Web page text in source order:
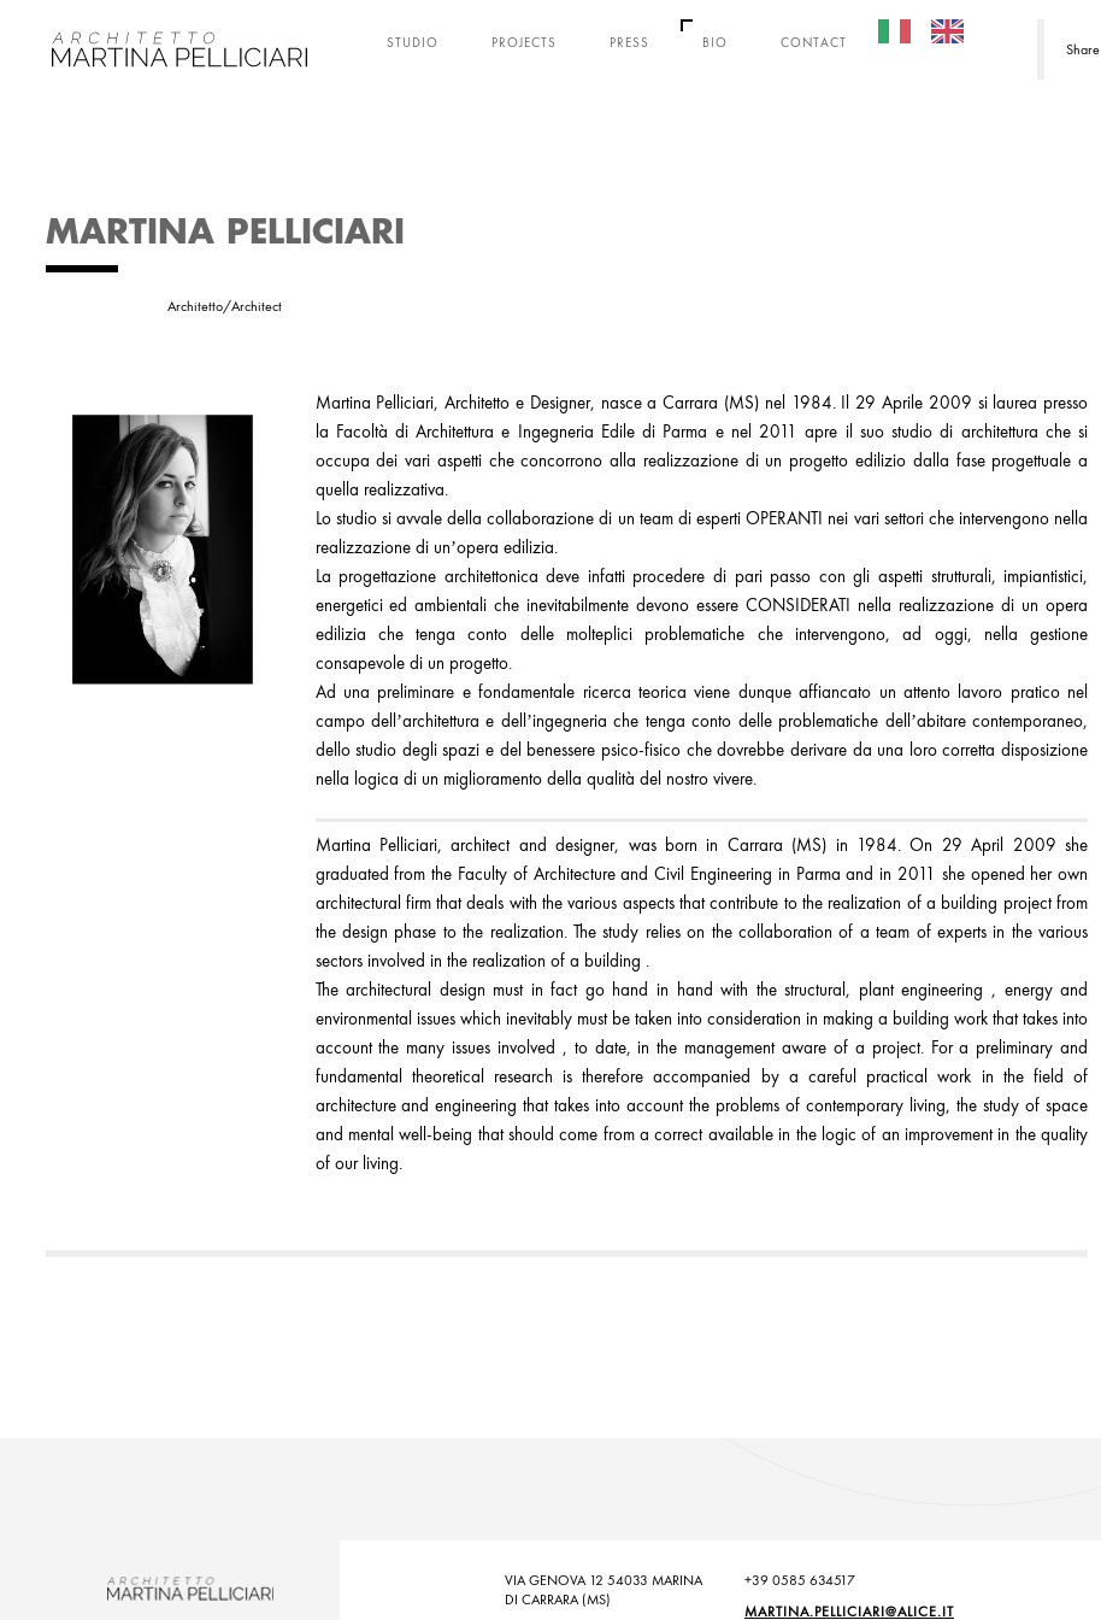
STUDIO PROJECTS PRESS BIO CONTACT Share
MARTINA PELLICIARI
Architetto/Architect
Martina Pelliciari, Architetto e Designer, nasce a Carrara (MS) nel 1984. Il 29 Aprile 2009 si laurea presso
la Facoltà di Architettura e Ingegneria Edile di Parma e nel 2011 apre il suo studio di architettura che si
occupa dei vari aspetti che concorrono alla realizzazione di un progetto edilizio dalla fase progettuale a
quella realizzativa.
Lo studio si avvale della collaborazione di un team di esperti OPERANTI nei vari settori che intervengono nella
realizzazione di un’opera edilizia.
La progettazione architettonica deve infatti procedere di pari passo con gli aspetti strutturali, impiantistici,
energetici ed ambientali che inevitabilmente devono essere CONSIDERATI nella realizzazione di un opera
edilizia che tenga conto delle molteplici problematiche che intervengono, ad oggi, nella gestione
consapevole di un progetto.
Ad una preliminare e fondamentale ricerca teorica viene dunque affiancato un attento lavoro pratico nel
campo dell’architettura e dell’ingegneria che tenga conto delle problematiche dell’abitare contemporaneo,
dello studio degli spazi e del benessere psico-fisico che dovrebbe derivare da una loro corretta disposizione
nella logica di un miglioramento della qualità del nostro vivere.
Martina Pelliciari, architect and designer, was born in Carrara (MS) in 1984. On 29 April 2009 she
graduated from the Faculty of Architecture and Civil Engineering in Parma and in 2011 she opened her own
architectural firm that deals with the various aspects that contribute to the realization of a building project from
the design phase to the realization. The study relies on the collaboration of a team of experts in the various
sectors involved in the realization of a building .
The architectural design must in fact go hand in hand with the structural, plant engineering , energy and
environmental issues which inevitably must be taken into consideration in making a building work that takes into
account the many issues involved , to date, in the management aware of a project. For a preliminary and
fundamental theoretical research is therefore accompanied by a careful practical work in the field of
architecture and engineering that takes into account the problems of contemporary living, the study of space
and mental well-being that should come from a correct available in the logic of an improvement in the quality
of our living.
VIA GENOVA 12 54033 MARINA
DI CARRARA (MS)
+39 0585 634517
MARTINA.PELLICIARI@ALICE.IT